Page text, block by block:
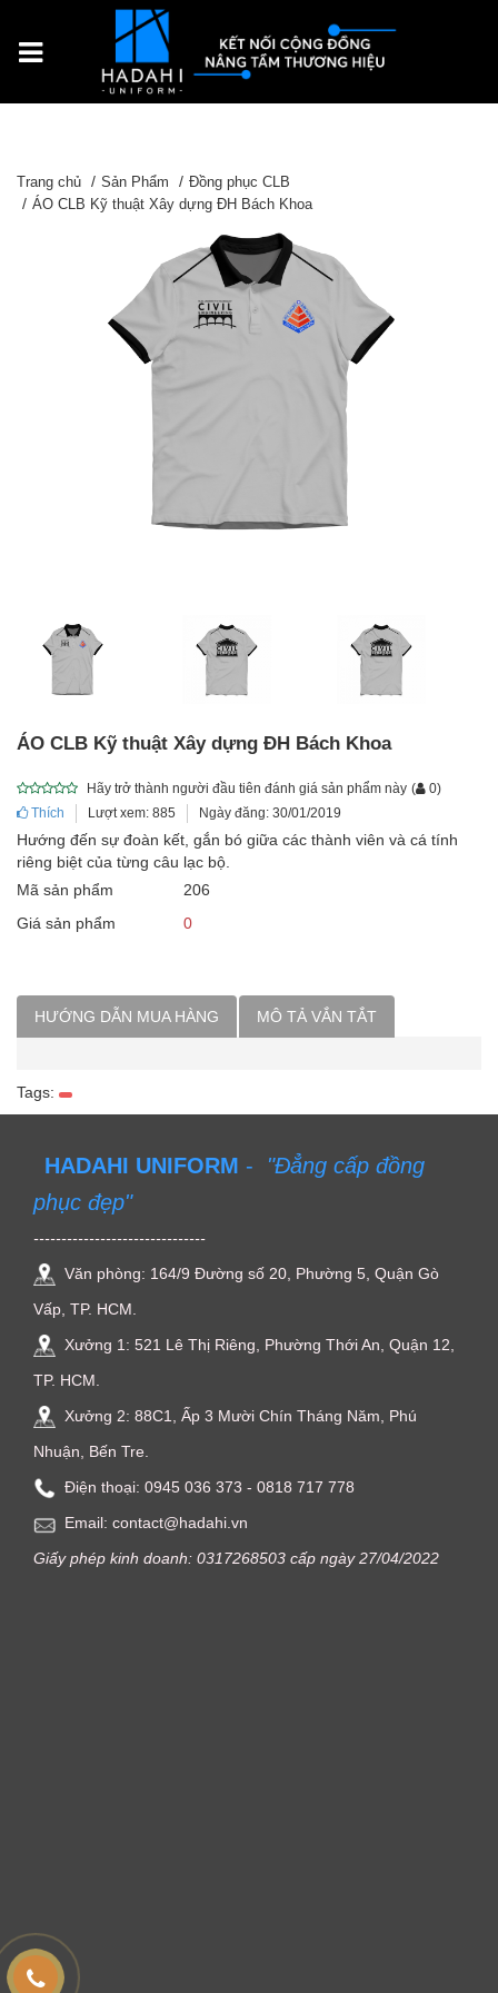
Trang chủ Sản Phẩm
Đồng phục CLB
ÁO CLB Kỹ thuật Xây dựng ĐH Bách Khoa
ÁO CLB Kỹ thuật Xây dựng ĐH Bách Khoa
Hãy trở thành người đầu tiên đánh giá sản phẩm này ( 0)
Thích
Lượt xem: 885 Ngày đăng: 30/01/2019
Hướng đến sự đoàn kết, gắn bó giữa các thành viên và cá tính
riêng biệt của từng câu lạc bộ.
Mã sản phẩm
206
Giá sản phẩm
0
HƯỚNG DẪN MUA HÀNG MÔ TẢ VẮN TẮT
Tags:
HADAHI UNIFORM - "Đẳng cấp đồng
phục đẹp"
-------------------------------
Văn phòng: 164/9 Đường số 20, Phường 5, Quận Gò
Vấp, TP. HCM.
Xưởng 1: 521 Lê Thị Riêng, Phường Thới An, Quận 12,
TP. HCM.
Xưởng 2: 88C1, Ấp 3 Mười Chín Tháng Năm, Phú
Nhuận, Bến Tre.
Điện thoại: ‭0945 036 373‬ - 0818 717 778
Email: contact@hadahi.vn
Giấy phép kinh doanh: 0317268503 cấp ngày 27/04/2022